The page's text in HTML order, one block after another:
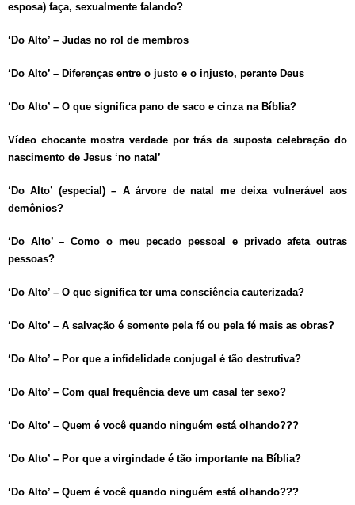
esposa) faça, sexualmente falando?
‘Do Alto’ – Judas no rol de membros
‘Do Alto’ – Diferenças entre o justo e o injusto, perante Deus
‘Do Alto’ – O que significa pano de saco e cinza na Bíblia?
Vídeo chocante mostra verdade por trás da suposta celebração do
nascimento de Jesus ‘no natal’
‘Do Alto’ (especial) – A árvore de natal me deixa vulnerável aos
demônios?
‘Do Alto’ – Como o meu pecado pessoal e privado afeta outras
pessoas?
‘Do Alto’ – O que significa ter uma consciência cauterizada?
‘Do Alto’ – A salvação é somente pela fé ou pela fé mais as obras?
‘Do Alto’ – Por que a infidelidade conjugal é tão destrutiva?
‘Do Alto’ – Com qual frequência deve um casal ter sexo?
‘Do Alto’ – Quem é você quando ninguém está olhando???
‘Do Alto’ – Por que a virgindade é tão importante na Bíblia?
‘Do Alto’ – Quem é você quando ninguém está olhando???